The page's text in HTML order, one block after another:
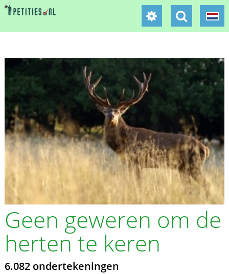
Geen geweren om de
herten te keren
6.082 ondertekeningen